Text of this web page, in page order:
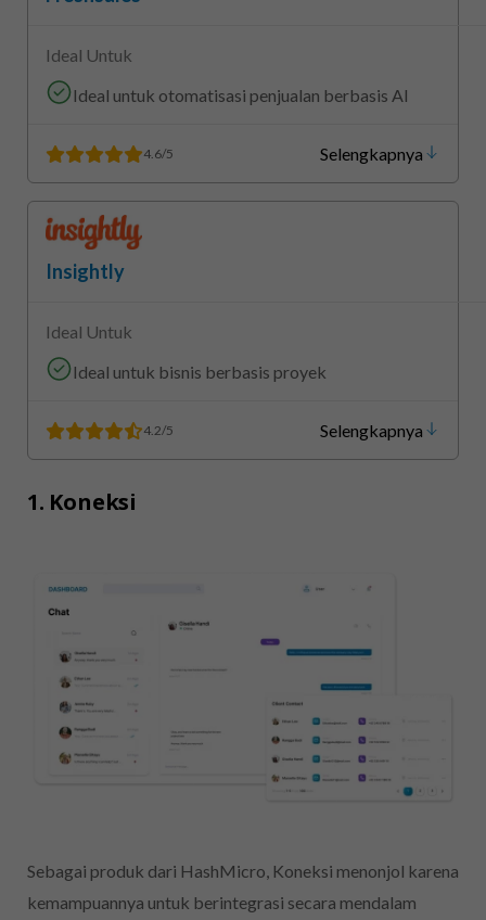
Ideal Untuk
Ideal untuk otomatisasi penjualan berbasis AI
4.6/5 Selengkapnya
Insightly
Ideal Untuk
Ideal untuk bisnis berbasis proyek
4.2/5 Selengkapnya
1. Koneksi
Sebagai produk dari HashMicro, Koneksi menonjol karena
kemampuannya untuk berintegrasi secara mendalam